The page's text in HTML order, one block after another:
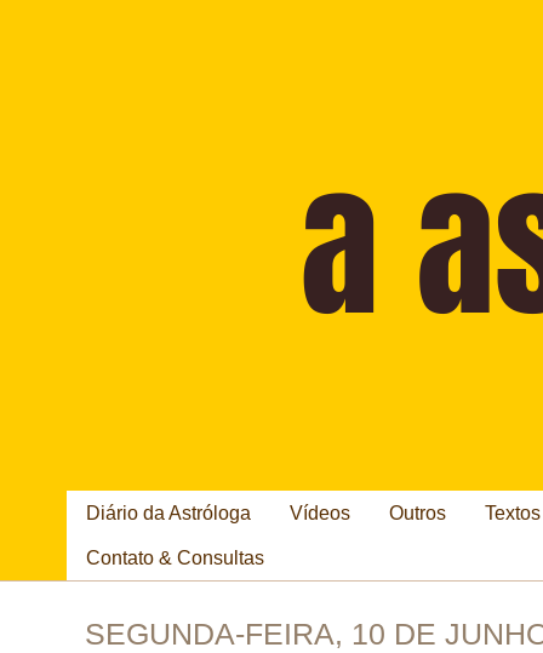
Diário da Astróloga Vídeos Outros
Contato & Consultas
SEGUNDA-FEIRA, 10 DE